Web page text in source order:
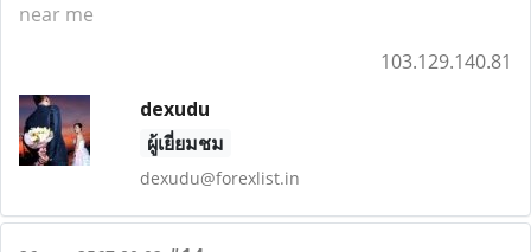
near me
103.129.140.81
dexudu
ผู้เยี่ยมชม
dexudu@forexlist.in